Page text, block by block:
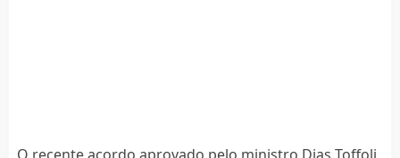
O recente acordo aprovado pelo ministro Dias Toffoli,